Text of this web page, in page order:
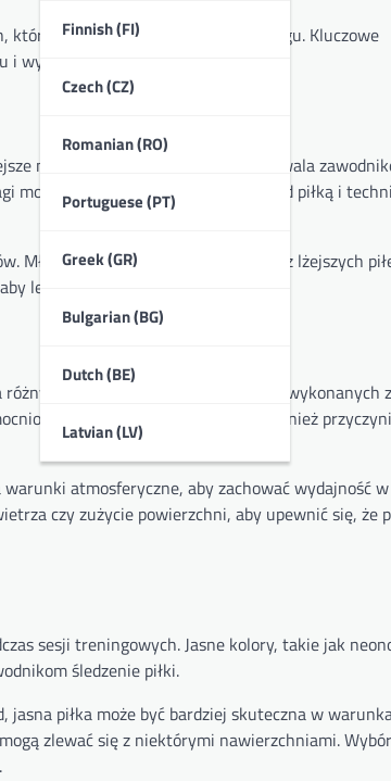
Finnish (FI)
Czech (CZ)
Romanian (RO)
Portuguese (PT)
Greek (GR)
Bulgarian (BG)
Dutch (BE)
Latvian (LV)
które zwiększają efektywność treningu. Kluczowe
wydajności zawodnika na boisku.
niż piłki meczowe. Taka waga pozwala
może pomóc w poprawie kontroli nad piłką i
Młodsi zawodnicy mogą skorzystać z lżejszych
lepiej przygotować się do meczów.
nawierzchniach. Szukaj piłek wykonanych z
szwy i konstrukcja balonu również
atmosferyczne, aby zachować wydajność w
czy zużycie powierzchni, aby upewnić się, że
sesji treningowych. Jasne kolory, takie jak
śledzenie piłki.
piłka może być bardziej skuteczna w
zlewać się z niektórymi nawierzchniami. Wybór